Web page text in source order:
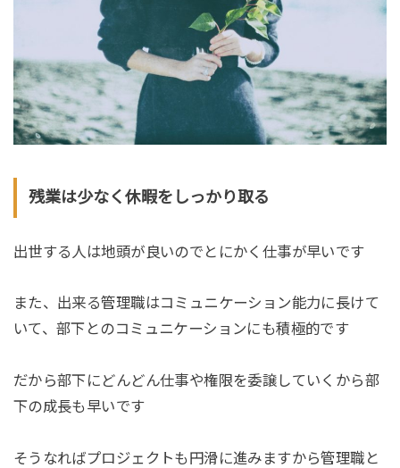
残業は少なく休暇をしっかり取る
出世する人は地頭が良いのでとにかく仕事が早いです
また、出来る管理職はコミュニケーション能力に長けて
いて、部下とのコミュニケーションにも積極的です
だから部下にどんどん仕事や権限を委譲していくから部
下の成長も早いです
そうなればプロジェクトも円滑に進みますから管理職と